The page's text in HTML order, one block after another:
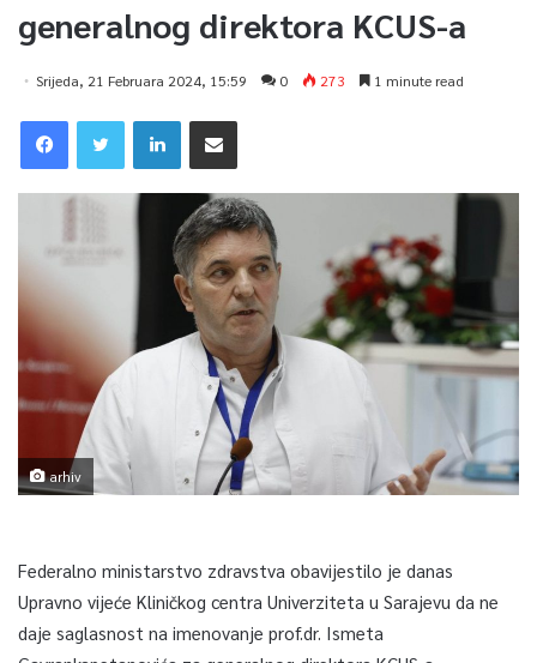
generalnog direktora KCUS-a
Srijeda, 21 Februara 2024, 15:59 0 273 1 minute read
arhiv
Federalno ministarstvo zdravstva obavijestilo je danas
Upravno vijeće Kliničkog centra Univerziteta u Sarajevu da ne
daje saglasnost na imenovanje prof.dr. Ismeta